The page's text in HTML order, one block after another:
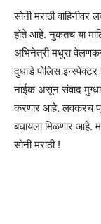
सोनी मराठी
होते आहे. नुकतच या
अभिनेत्री मधुरा
दुधाडे पोलिस इन्स्पेक्टर
नाईक असून संवाद
करणार आहे. लवकरच
बघायला मिळणार आहे.
सोनी मराठी !